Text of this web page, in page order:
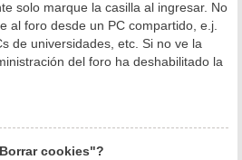
solo marque la casilla al ingresar. No
al foro desde un PC compartido, e.j.
de universidades, etc. Si no ve la
del foro ha deshabilitado la
cookies"?